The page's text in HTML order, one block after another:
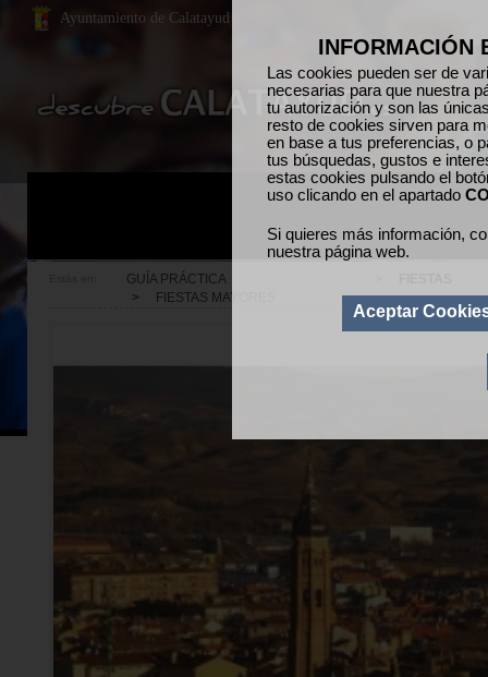
INFORMACIÓN
Las cookies pueden ser de
necesarias para que nuestra
tu autorización y son las
resto de cookies sirven para
en base a tus preferencias, o
tus búsquedas, gustos e
estas cookies pulsando el
uso clicando en el apartado
Si quieres más información,
nuestra página web.
Aceptar
GUÍA PRÁCTICA
>
FIESTAS MAYORES
Ayuntamiento de Calatayud